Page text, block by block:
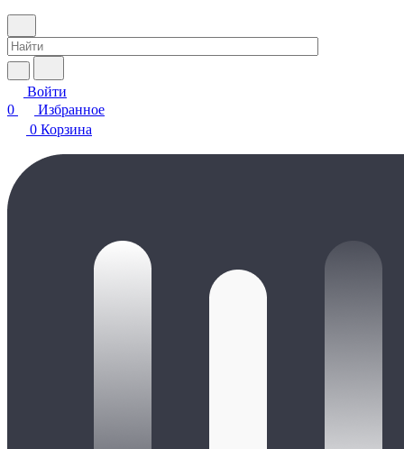
Войти
0
Избранное
0 Корзина